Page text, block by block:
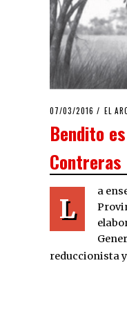
POSTED
07/03/2016 07/03/
EL
Bendito
Contreras
L
a
reduccionista